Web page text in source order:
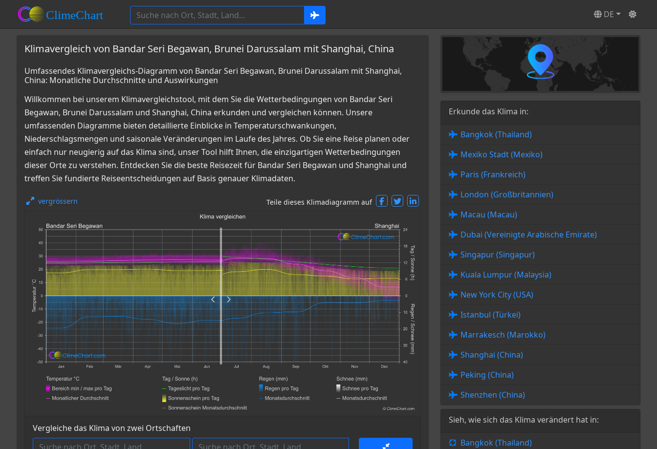
DE
Klimavergleich von Bandar Seri Begawan, Brunei Darussalam mit Shanghai, China
Umfassendes Klimavergleichs-Diagramm von Bandar Seri Begawan, Brunei Darussalam mit Shanghai,
China: Monatliche Durchschnitte und Auswirkungen
Willkommen bei unserem Klimavergleichstool, mit dem Sie die Wetterbedingungen von Bandar Seri
Begawan, Brunei Darussalam und Shanghai, China erkunden und vergleichen können. Unsere
umfassenden Diagramme bieten detaillierte Einblicke in Temperaturschwankungen,
Niederschlagsmengen und saisonale Veränderungen im Laufe des Jahres. Ob Sie eine Reise planen oder
einfach nur neugierig auf das Klima sind, unser Tool hilft Ihnen, die einzigartigen Wetterbedingungen
dieser Orte zu verstehen. Entdecken Sie die beste Reisezeit für Bandar Seri Begawan und Shanghai und
treffen Sie fundierte Reiseentscheidungen auf Basis genauer Klimadaten.
vergrössern Teile dieses Klimadiagramm auf
Vergleiche das Klima von zwei Ortschaften
Erkunde das Klima in:
Bangkok (Thailand)
Mexiko Stadt (Mexiko)
Paris (Frankreich)
London (Großbritannien)
Macau (Macau)
Dubai (Vereinigte Arabische Emirate)
Singapur (Singapur)
Kuala Lumpur (Malaysia)
New York City (USA)
Istanbul (Türkei)
Marrakesch (Marokko)
Shanghai (China)
Peking (China)
Shenzhen (China)
Sieh, wie sich das Klima verändert hat in:
Bangkok (Thailand)